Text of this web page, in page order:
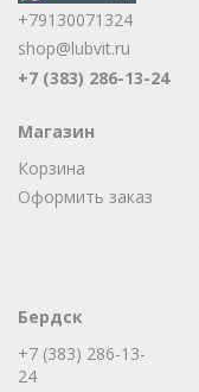
+79130071324
shop@lubvit.ru
+7 (383) 286-13-24
Магазин
Корзина
Оформить заказ
Бердск
+7 (383) 286-13-
24